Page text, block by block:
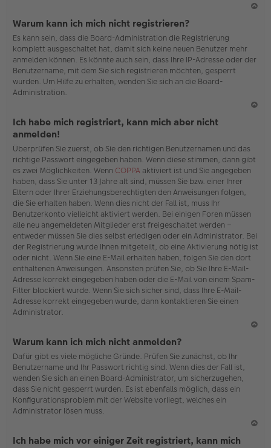
b
Warum kann ich mich nicht registrieren?
Es kann sein, dass die Board-Administration die Registrierung
komplett ausgeschaltet hat, damit sich keine neuen Benutzer mehr
anmelden können. Es könnte auch sein, dass Ihre IP-Adresse oder der
Benutzername, mit dem Sie sich registrieren möchten, gesperrt
wurden. Um Hilfe zu erhalten, wenden Sie sich an die Board-
Administration.
b
en
Ich habe mich registriert, kann mich aber nicht
anmelden!
Überprüfen Sie zuerst, ob Sie den richtigen Benutzernamen und das
richtige Passwort eingegeben haben. Wenn diese stimmen, dann gibt
es zwei Möglichkeiten. Wenn COPPA aktiviert ist und Sie angegeben
haben, dass Sie unter 13 Jahre alt sind, müssen Sie bzw. einer Ihrer
Eltern oder Ihrer Erziehungsberechtigten den Anweisungen folgen,
die Sie erhalten haben. Wenn dies nicht der Fall ist, muss Ihr
Benutzerkonto vielleicht aktiviert werden. Bei einigen Foren müssen
alle neu angemeldeten Mitglieder erst freigeschaltet werden –
entweder müssen Sie dies selbst erledigen oder ein Administrator. Bei
der Registrierung wurde Ihnen mitgeteilt, ob eine Aktivierung nötig ist
oder nicht. Wenn Sie eine E-Mail erhalten haben, folgen Sie den dort
enthaltenen Anweisungen. Ansonsten prüfen Sie, ob Sie Ihre E-Mail-
Adresse korrekt eingegeben haben oder die E-Mail von einem Spam-
Filter blockiert wurde. Wenn Sie sich sicher sind, dass Ihre E-Mail-
Adresse korrekt eingegeben wurde, dann kontaktieren Sie einen
Administrator.
Warum kann ich mich nicht anmelden?
Dafür gibt es viele mögliche Gründe. Prüfen Sie zunächst, ob Ihr
Benutzername und Ihr Passwort richtig sind. Wenn dies der Fall ist,
wenden Sie sich an einen Board-Administrator, um sicherzugehen,
dass Sie nicht gesperrt wurden. Es ist ebenfalls möglich, dass ein
Konfigurationsproblem mit der Website vorliegt, welches ein
Administrator lösen muss.
Ich habe mich vor einiger Zeit registriert, kann mich